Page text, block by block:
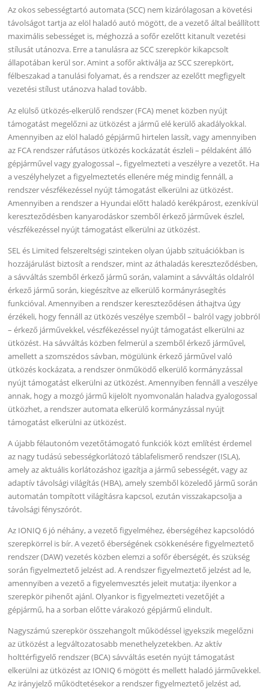
Az okos sebességtartó automata (SCC) nem kizárólagosan a követési
távolságot tartja az elöl haladó autó mögött, de a vezető által beállított
maximális sebességet is, méghozzá a sofőr ezelőtt kitanult vezetési
stílusát utánozva. Erre a tanulásra az SCC szerepkör kikapcsolt
állapotában kerül sor. Amint a sofőr aktiválja az SCC szerepkört,
félbeszakad a tanulási folyamat, és a rendszer az ezelőtt megfigyelt
vezetési stílust utánozva halad tovább.
Az elülső ütközés-elkerülő rendszer (FCA) menet közben nyújt
támogatást megelőzni az ütközést a jármű elé kerülő akadályokkal.
Amennyiben az elöl haladó gépjármű hirtelen lassít, vagy amennyiben
az FCA rendszer ráfutásos ütközés kockázatát észleli – példaként álló
gépjárművel vagy gyalogossal –, figyelmezteti a veszélyre a vezetőt. Ha
a veszélyhelyzet a figyelmeztetés ellenére még mindig fennáll, a
rendszer vészfékezéssel nyújt támogatást elkerülni az ütközést.
Amennyiben a rendszer a Hyundai előtt haladó kerékpárost, ezenkívül
kereszteződésben kanyarodáskor szemből érkező járművek észlel,
vészfékezéssel nyújt támogatást elkerülni az ütközést.
SEL és Limited felszereltségi szinteken olyan újabb szituációkban is
hozzájárulást biztosít a rendszer, mint az áthaladás kereszteződésben,
a sávváltás szemből érkező jármű során, valamint a sávváltás oldalról
érkező jármű során, kiegészítve az elkerülő kormányrásegítés
funkcióval. Amennyiben a rendszer kereszteződésen áthajtva úgy
érzékeli, hogy fennáll az ütközés veszélye szemből – balról vagy jobbról
– érkező járművekkel, vészfékezéssel nyújt támogatást elkerülni az
ütközést. Ha sávváltás közben felmerül a szemből érkező járművel,
amellett a szomszédos sávban, mögülünk érkező járművel való
ütközés kockázata, a rendszer önműködő elkerülő kormányzással
nyújt támogatást elkerülni az ütközést. Amennyiben fennáll a veszélye
annak, hogy a mozgó jármű kijelölt nyomvonalán haladva gyalogossal
ütközhet, a rendszer automata elkerülő kormányzással nyújt
támogatást elkerülni az ütközést.
A újabb félautonóm vezetőtámogató funkciók közt említést érdemel
az nagy tudású sebességkorlátozó táblafelismerő rendszer (ISLA),
amely az aktuális korlátozáshoz igazítja a jármű sebességét, vagy az
adaptív távolsági világítás (HBA), amely szemből közeledő jármű során
automatán tompított világításra kapcsol, ezután visszakapcsolja a
távolsági fényszórót.
Az IONIQ 6 jó néhány, a vezető figyelméhez, éberségéhez kapcsolódó
szerepkörrel is bír. A vezető éberségének csökkenésére figyelmeztető
rendszer (DAW) vezetés közben elemzi a sofőr éberségét, és szükség
során figyelmeztető jelzést ad. A rendszer figyelmeztető jelzést ad le,
amennyiben a vezető a figyelemvesztés jeleit mutatja: ilyenkor a
szerepkör pihenőt ajánl. Olyankor is figyelmezteti vezetőjét a
gépjármű, ha a sorban előtte várakozó gépjármű elindult.
Nagyszámú szerepkör összehangolt működéssel igyekszik megelőzni
az ütközést a legváltozatosabb menethelyzetekben. Az aktív
holttérfigyelő rendszer (BCA) sávváltás esetén nyújt támogatást
elkerülni az ütközést az IONIQ 6 mögött és mellett haladó járművekkel.
Az irányjelző működtetésekor a rendszer figyelmeztető jelzést ad,